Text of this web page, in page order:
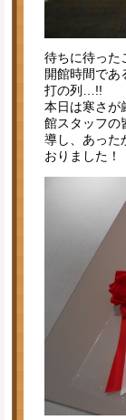
待ちに待った
開館時間であ
打の列…!!
本日は寒さが
館スタッフの
導し、あった
おりました！